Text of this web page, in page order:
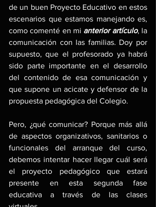
de un buen Proyecto Educativo en estos
escenarios que estamos manejando es,
como comenté en mi anterior artículo, la
comunicación con las familias. Doy por
supuesto, que el profesorado ya habrá
sido parte importante en el desarrollo
del contenido de esa comunicación y
que supone un acicate y defensor de la
propuesta pedagógica del Colegio.
Pero, ¿qué comunicar? Porque más allá
de aspectos organizativos, sanitarios o
funcionales del arranque del curso,
debemos intentar hacer llegar cuál será
el proyecto pedagógico que estará
presente en esta segunda fase
educativa a través de las clases